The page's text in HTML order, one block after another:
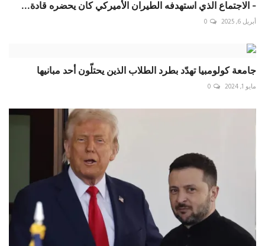
- الاجتماع الذي استهدفه الطيران الأميركي كان يحضره قادة...
أبريل 6, 2025 0
جامعة كولومبيا تهدّد بطرد الطلاب الذين يحتلّون أحد مبانيها
مايو 1, 2024 0